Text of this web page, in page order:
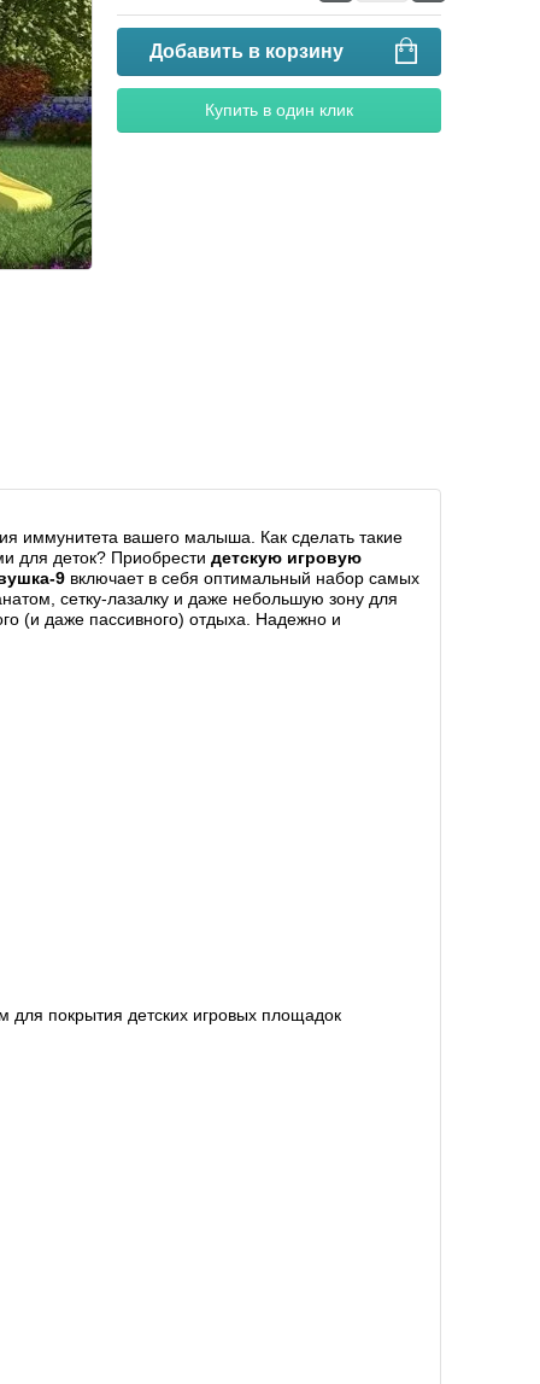
Добавить в корзину
Купить в один клик
иммунитета вашего малыша. Как сделать такие
для деток? Приобрести детскую игровую
9 включает в себя оптимальный набор самых
сетку-лазалку и даже небольшую зону для
(и даже пассивного) отдыха. Надежно и
покрытия детских игровых площадок